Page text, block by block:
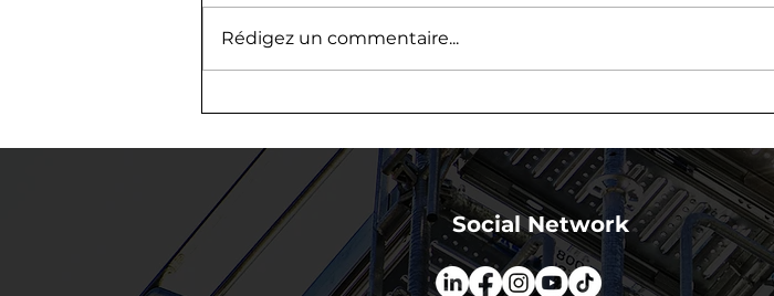
Groupe MINET
un échafaudage ?
Rédigez un commentaire...
Social Network